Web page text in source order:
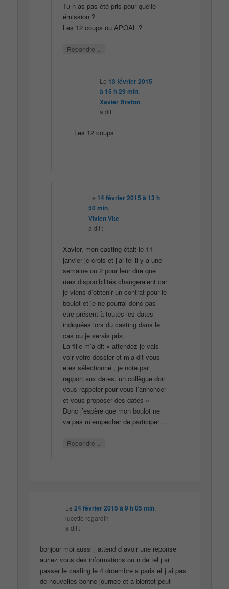
Tu n as pas été pris pour quelle
émission ?
Les 12 coups ou APOAL ?
Répondre ↓
Le 13 février 2015
à 15 h 29 min,
Xavier Breton
a dit :
Les 12 coups
Le 14 février 2015 à 13 h
50 min,
Vivien Vite
a dit :
Xavier, mon casting était le 11
janvier je crois et j’ai tel il y a une
semaine ou 2 pour leur dire que
mes disponibilités changeraient car
je viens d’obtenir un contrat pour le
boulot et je ne pourrai donc pas
etre présent à toutes les dates
indiquées lors du casting dans le
cas ou je serais pris.
La fille m’a dit « attendez je vais
voir votre dossier et m’a dit vous
etes sélectionné , je note par
rapport aux dates, un collègue doit
vous rappeler pour vous l’annoncer
et vous proposer des dates »
Donc j’espère que mon boulot ne
va pas m’empecher de participer…
Répondre ↓
Le24 février 2015 à 9 h 05 min
lucette regardin
a dit :
bonjour moi aussi j attend d avoir une reponse
auriez vous des informations ou n de tel j ai
passer le casting le 4 drcembre a paris et j ai pas
de nouvelles bonne journee et a bientot peut